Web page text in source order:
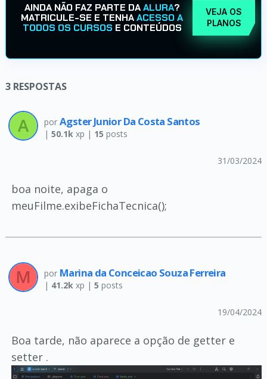
AINDA NÃO FAZ PARTE DAALURA?
MATRICULE-SE E TENHAACESSO A
TODOS OS CURSOS E CONTEÚDOS
VEJA OS
PLANOS
3 RESPOSTAS
por Agster Junior Da Costa Santos
| 50.1kxp | 15 posts
31/03/2024
boa noite, apaga o
meuFilme.exibeFichaTecnica();
por Marina da Conceicao Souza Ferreira
| 41.2kxp | 5 posts
19/04/2024
Boa tarde, não aparece a opção de getter e
setter .